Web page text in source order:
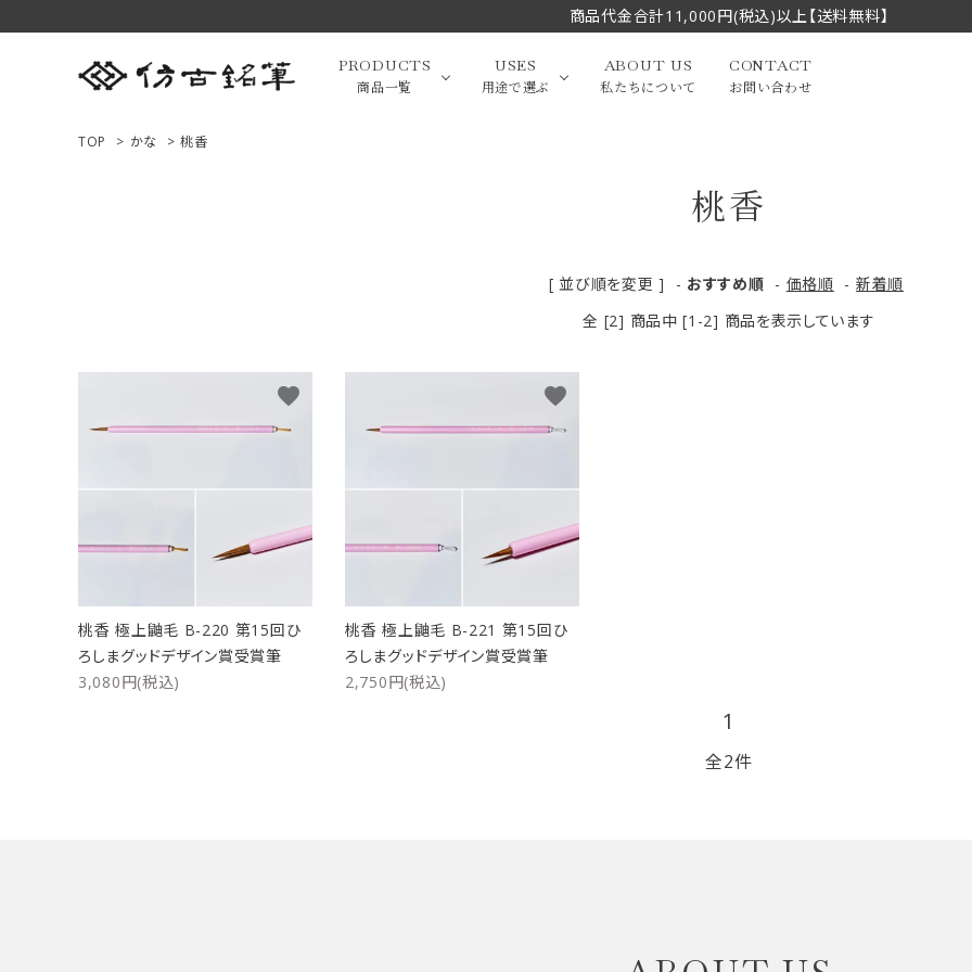
商品代金合計11,000円(税込)以上【送料無料】
PRODUCTS
商品一覧
大中筆（半切・条幅以
小筆
限定品・セット品
USES
用途で選ぶ
漢字
写経・御朱印 画筆・絵てがみ
贈り物（限定セット） 洗浄剤・その他
リップブラシ
ABOUT US
私たちについて
CONTACT
お問い合わせ
商品一覧
用途で選ぶ
特定商取引法について
TOP > かな > 桃香
桃香
[ 並び順を変更 ] - おすすめ順 - 価格順 - 新着順
全 [2] 商品中 [1-2] 商品を表示しています
桃香 極上鼬毛 B-220 第15回ひ
ろしまグッドデザイン賞受賞筆
3,080円(税込)
favorite
桃香 極上鼬毛 B-221 第15回ひ
ろしまグッドデザイン賞受賞筆
2,750円(税込)
favorite
1
全2件